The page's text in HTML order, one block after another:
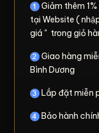
Giảm thêm
tại Website (
giá " trong giỏ
Giao hàng
Bình Dương
Lắp đặt miễn
Bảo hành